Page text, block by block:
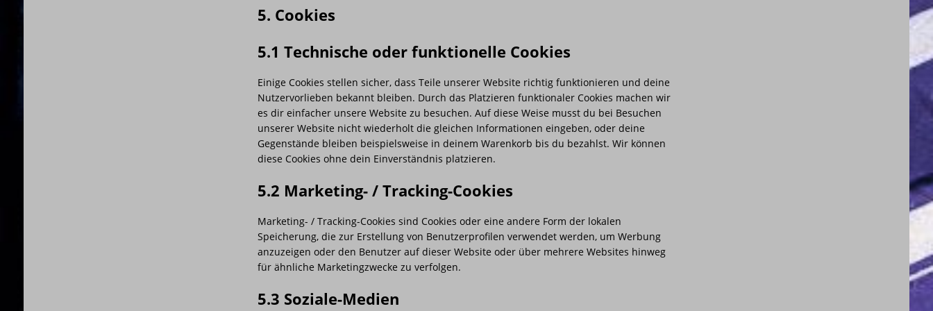
5. Cookies
5.1 Technische oder funktionelle Cookies
Einige Cookies stellen sicher, dass Teile unserer Website richtig funktionieren und deine
Nutzervorlieben bekannt bleiben. Durch das Platzieren funktionaler Cookies machen wir
es dir einfacher unsere Website zu besuchen. Auf diese Weise musst du bei Besuchen
unserer Website nicht wiederholt die gleichen Informationen eingeben, oder deine
Gegenstände bleiben beispielsweise in deinem Warenkorb bis du bezahlst. Wir können
diese Cookies ohne dein Einverständnis platzieren.
5.2 Marketing- / Tracking-Cookies
Marketing- / Tracking-Cookies sind Cookies oder eine andere Form der lokalen
Speicherung, die zur Erstellung von Benutzerprofilen verwendet werden, um Werbung
anzuzeigen oder den Benutzer auf dieser Website oder über mehrere Websites hinweg
für ähnliche Marketingzwecke zu verfolgen.
5.3 Soziale-Medien